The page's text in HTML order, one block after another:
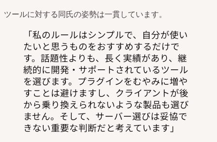
ツールに対する同氏の姿勢は一貫しています。
私のルールはシンプルで、自分が使い
たいと思うものをおすすめするだけで
す。話題性よりも、長く実績があり、継
続的に開発・サポートされているツール
を選びます。プラグインをむやみに増や
すことは避けますし、クライアントが後
から乗り換えられないような製品も選び
ません。そして、サーバー選びは妥協で
きない重要な判断だと考えています